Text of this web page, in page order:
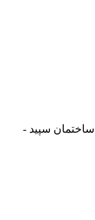
سپید -